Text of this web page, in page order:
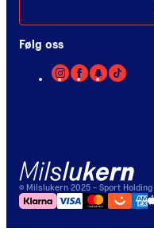
Følg oss
© Milslukern 2025 - Sport